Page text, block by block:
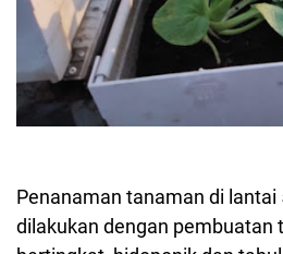
Penanaman tanaman di
dilakukan dengan pembuatan